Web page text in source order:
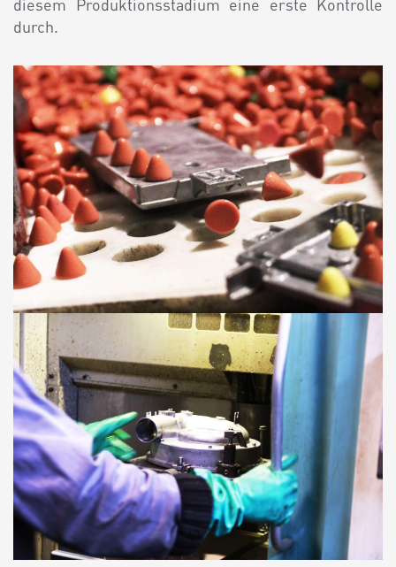
diesem Produktionsstadium eine erste Kontrolle
durch.